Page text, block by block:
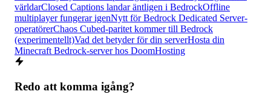
världarClosed Captions landar äntligen i BedrockOffline
multiplayer fungerar igenNytt för Bedrock Dedicated Server-
operatörerChaos Cubed-paritet kommer till Bedrock
(experimentellt)Vad det betyder för din serverHosta din
Minecraft Bedrock-server hos DoomHosting
Redo att komma igång?